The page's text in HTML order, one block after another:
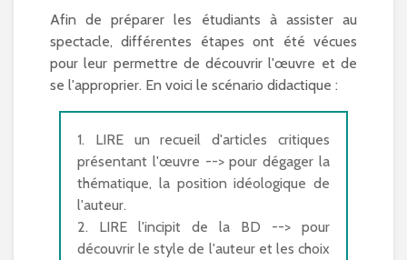
Afin de préparer les étudiants à assister au
spectacle, différentes étapes ont été vécues
pour leur permettre de découvrir l'œuvre et de
se l'approprier. En voici le scénario didactique :
1. LIRE un recueil d'articles critiques
présentant l'œuvre --> pour dégager la
thématique, la position idéologique de
l'auteur.
2. LIRE l'incipit de la BD --> pour
découvrir le style de l'auteur et les choix